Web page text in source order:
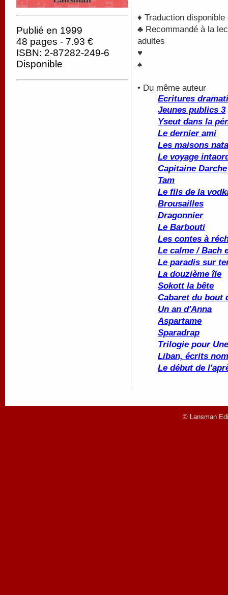
Publié en 1999
48 pages - 7.93 €
ISBN: 2-87282-249-6
Disponible
♦ Traduction
♣ Recommandé à la
adultes
♥
♠
• Du même auteur
Ecritures
Jeunes publics 3
Yseut dans la
Le dernier ami
Les maisons
Le voyage
Capitaine Darche
Tam
Le fils de la
Brousailles
Dragonnier
Le Barbouti
Les contes à
Le calme / Bach
Le paradis sur
La douzième île
Sokott la bête
Cabaret du bout
Un an d'Anna
Aspartame
Sparadrap
Trilogie pour
Liban, écrits
Le début de
© Lansman